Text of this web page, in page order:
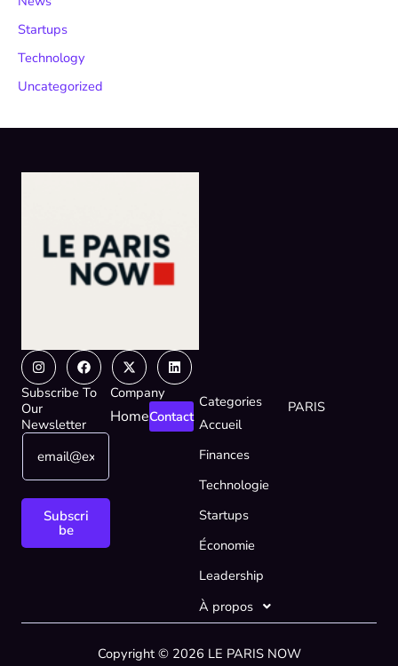
Startups
Technology
Uncategorized
InstagramFacebook
X-
twitter
Linkedin
Subscribe To
Our
Newsletter
E
a
i
m
*
E
a
Subscri
be
Company
HomeContact
Categories
Accueil
Finances
Technologie
Startups
Économie
Leadership
À propos
PARIS
Copyright © 2026 LE PARIS NOW